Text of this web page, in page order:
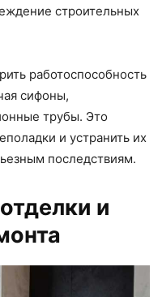
строительных
работоспособность
сифоны,
трубы. Это
и устранить их
последствиям.
и